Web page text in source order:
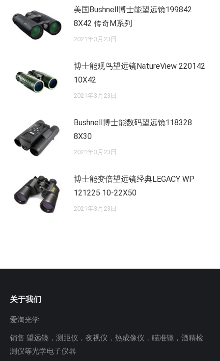
美国Bushnell博士能望远镜199842
8X42 传奇M系列
2021年3月23日
博士能观鸟望远镜NatureView 220142
10X42
2021年3月23日
Bushnell博士能数码望远镜118328
8X30
2021年3月23日
博士能变倍望远镜经典LEGACY WP
121225 10-22X50
2021年3月23日
关于我们
爱淘光学
销售 望远镜，测距仪，夜视仪，热成像仪，瞄准镜，酒精检
测仪等光学电子仪器